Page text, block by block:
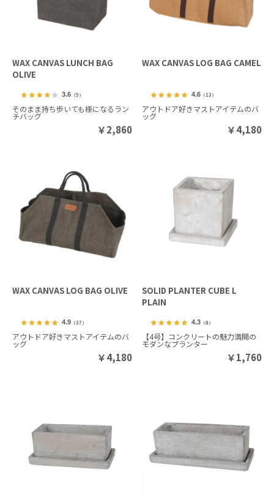
WAX CANVAS LUNCH BAG
OLIVE
3.6（5）
そのまま持ち歩いても様になるラン
チバッグ
￥2,860
WAX CANVAS LOG BAG CAMEL
4.6 （13）
アウトドア好きマストアイテムのバ
ッグ
￥4,180
WAX CANVAS LOG BAG OLIVE
4.9（37）
アウトドア好きマストアイテムのバ
ッグ
￥4,180
SOLID PLANTER CUBE L
PLAIN
4.3 （8）
【4号】コンクリートの魅力満開の
モダンなプランター
￥1,760